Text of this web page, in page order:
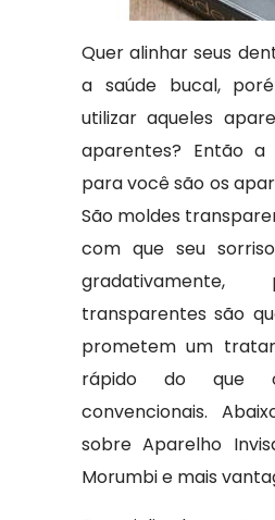
Quer alinhar seus
a saúde bucal,
utilizar aqueles
aparentes? Então
para você são os
São moldes
com que seu
transparentes são
prometem um
rápido do que
convencionais.
sobre Aparelho
Morumbi e mais